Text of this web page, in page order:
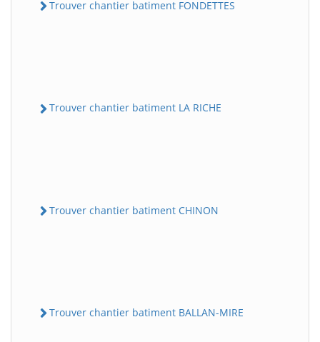
Trouver chantier batiment FONDETTES
Trouver chantier batiment LA RICHE
Trouver chantier batiment CHINON
Trouver chantier batiment BALLAN-MIRE